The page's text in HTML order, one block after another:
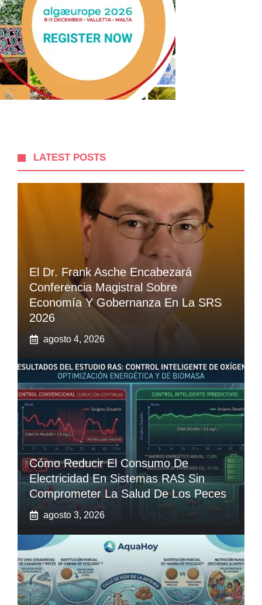
LATEST POSTS
El Dr. Frank Asche Encabezará
Conferencia Magistral Sobre
Economía Y Gobernanza En La SRS
2026
agosto 4, 2026
Cómo Reducir El Consumo De
Electricidad En Sistemas RAS Sin
Comprometer La Salud De Los Peces
agosto 3, 2026